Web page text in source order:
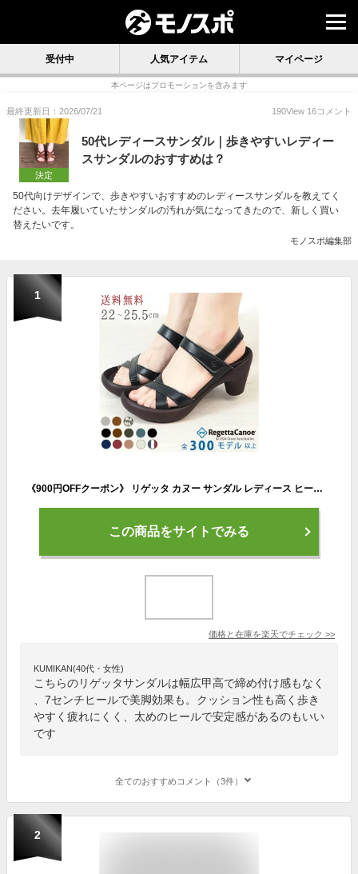
受付中 人気アイテム マイページ
本ページはプロモーションを含みます
最終更新日：2026/07/21 190View 16コメント
決定
50代レディースサンダル｜歩きやすいレディー
スサンダルのおすすめは？
50代向けデザインで、歩きやすいおすすめのレディースサンダルを教えてく
ださい。去年履いていたサンダルの汚れが気になってきたので、新しく買い
替えたいです。
モノスポ編集部
1
《900円OFFクーポン》 リゲッタ カヌー サンダル レディース ヒール 歩きやすい 疲れ ない 7cm ストラップ かわいい 素足 痛くない ブラック かかと あり 大人 太 ヒール ストラップ 甲高 幅広 外反母趾 美脚 カジュアル 日本製 母の日 ギフト プレゼント 健康
この商品をサイトでみる
価格と在庫を楽天でチェック >>
KUMIKAN(40代・女性)
こちらのリゲッタサンダルは幅広甲高で締め付け感もなく
、7センチヒールで美脚効果も。クッション性も高く歩き
やすく疲れにくく、太めのヒールで安定感があるのもいい
です
全てのおすすめコメント（3件）
2